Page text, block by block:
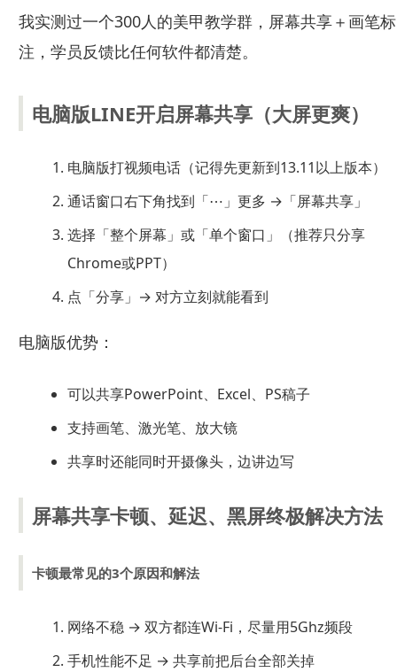
我实测过一个300人的美甲教学群，屏幕共享＋画笔标
注，学员反馈比任何软件都清楚。
电脑版LINE开启屏幕共享（大屏更爽）
电脑版打视频电话（记得先更新到13.11以上版本）
通话窗口右下角找到「⋯」更多 →「屏幕共享」
选择「整个屏幕」或「单个窗口」（推荐只分享
Chrome或PPT）
点「分享」→ 对方立刻就能看到
电脑版优势：
可以共享PowerPoint、Excel、PS稿子
支持画笔、激光笔、放大镜
共享时还能同时开摄像头，边讲边写
屏幕共享卡顿、延迟、黑屏终极解决方法
卡顿最常见的3个原因和解法
网络不稳 → 双方都连Wi-Fi，尽量用5Ghz频段
手机性能不足 → 共享前把后台全部关掉